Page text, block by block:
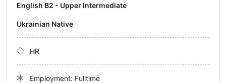
English B2 - Upper Intermediate
Ukrainian Native
HR
Employment: Fulltime